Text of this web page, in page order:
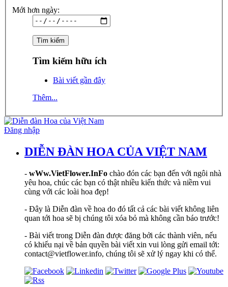
Mới hơn ngày:
Tìm kiếm hữu ích
Bài viết gần đây
Thêm...
Đăng nhập
DIỄN ĐÀN HOA CỦA VIỆT NAM
- wWw.VietFlower.InFo chào đón các bạn đến với ngôi nhà
yêu hoa, chúc các bạn có thật nhiều kiến thức và niềm vui
cùng với các loài hoa đẹp!
- Đây là Diễn đàn về hoa do đó tất cả các bài viết không liên
quan tới hoa sẽ bị chúng tôi xóa bỏ mà không cần báo trước!
- Bài viết trong Diễn đàn được đăng bởi các thành viên, nếu
có khiếu nại về bản quyền bài viết xin vui lòng gửi email tới:
contact@vietflower.info, chúng tôi sẽ xử lý ngay khi có thể.